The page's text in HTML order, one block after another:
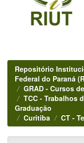
Repositório
Federal do Paraná
GRAD - Cursos
TCC - Trabalhos
Graduação
Curitiba
CT -